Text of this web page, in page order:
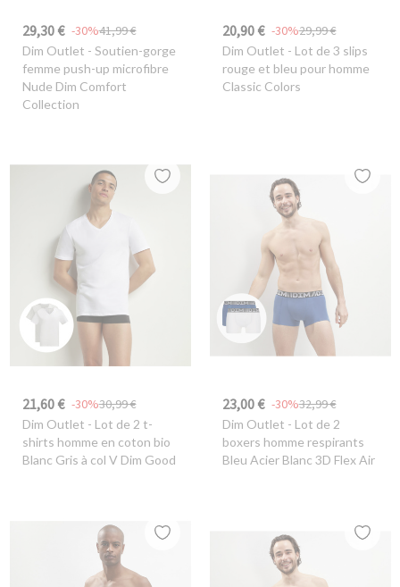
29,30 € 41,99 €
-30%
Dim Outlet - Soutien-gorge
femme push-up microfibre
Nude Dim Comfort
Collection
20,90 € 29,99 €
-30%
Dim Outlet - Lot de 3 slips
rouge et bleu pour homme
Classic Colors
21,60 € 30,99 €
-30%
Dim Outlet - Lot de 2 t-
shirts homme en coton bio
Blanc Gris à col V Dim Good
23,00 € 32,99 €
-30%
Dim Outlet - Lot de 2
boxers homme respirants
Bleu Acier Blanc 3D Flex Air